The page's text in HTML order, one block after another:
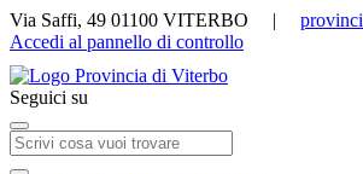
Via Saffi, 49 01100 VITERBO |
Accedi al pannello di controllo
Seguici su